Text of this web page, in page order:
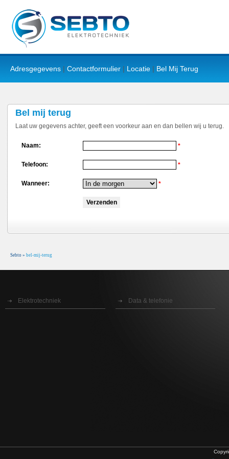
Adresgegevens | Contactformulier | Locatie | Bel Mij Terug
Bel mij terug
Laat uw gegevens achter, geeft een voorkeur aan en dan bellen wij u terug.
Naam: *
Telefoon: *
Wanneer: *
Sebto » bel-mij-terug
Elektrotechniek Data & telefonie